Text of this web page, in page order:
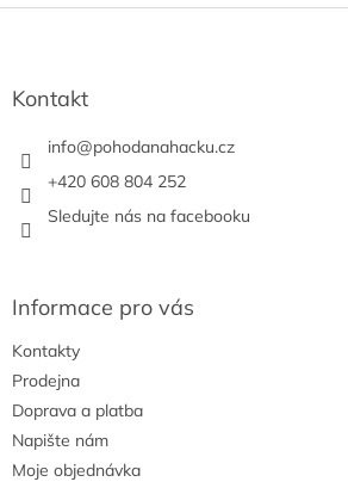
l
Kontakt
info@pohodanahacku.cz
+420 608 804 252
Sledujte nás na facebooku
Informace pro vás
Kontakty
Prodejna
Doprava a platba
Napište nám
Moje objednávka